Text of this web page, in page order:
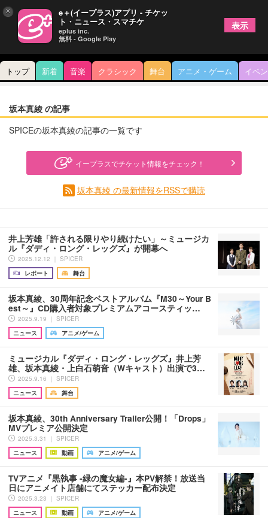
トップ 新着 音楽 クラシック 舞台 アニメ・ゲーム イベ
坂本真綾 の記事
SPICEの坂本真綾の記事の一覧です
イープラスでチケット情報をチェック！
坂本真綾 の最新情報をRSSで購読
井上芳雄「許される限りやり続けたい」～ミュージカ
ル『ダディ・ロング・レッグズ』が開幕へ
2025.12.12 ｜ SPICER
レポート
舞台
坂本真綾、30周年記念ベストアルバム『M30～Your B
est～』CD購入者対象プレミアムアコースティッ…
2025.9.19 ｜ SPICER
ニュース
アニメ/ゲーム
ミュージカル『ダディ・ロング・レッグズ』井上芳
雄、坂本真綾・上白石萌音（Wキャスト）出演で3…
2025.9.16 ｜ SPICER
ニュース
舞台
坂本真綾、30th Anniversary Trailer公開！「Drops」
MVプレミア公開決定
2025.3.31 ｜ SPICER
ニュース
動画 アニメ/ゲーム
TVアニメ『黒執事 -緑の魔女編-』本PV解禁！放送当
日にアニメイト店舗にてステッカー配布決定
2025.3.23 ｜ SPICER
ニュース
動画 アニメ/ゲーム
× e＋(イープラス)アプリ - チケッ
ト・ニュース・スマチケ
eplus inc.
無料 - Google Play
表示